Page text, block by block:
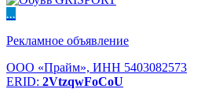
...
Рекламное объявление
ООО «Прайм», ИНН 5403082573
ERID: 2VtzqwFoCoU